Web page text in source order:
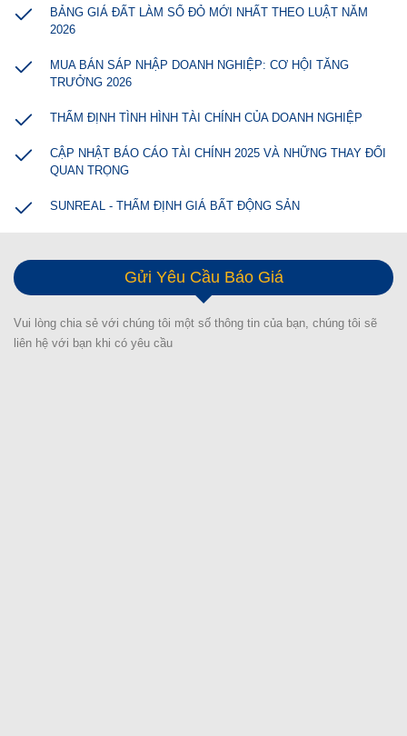
BẢNG GIÁ ĐẤT LÀM SỔ ĐỎ MỚI NHẤT THEO LUẬT NĂM
2026
MUA BÁN SÁP NHẬP DOANH NGHIỆP: CƠ HỘI TĂNG
TRƯỞNG 2026
THẨM ĐỊNH TÌNH HÌNH TÀI CHÍNH CỦA DOANH NGHIỆP
CẬP NHẬT BÁO CÁO TÀI CHÍNH 2025 VÀ NHỮNG THAY ĐỔI
QUAN TRỌNG
SUNREAL - THẨM ĐỊNH GIÁ BẤT ĐỘNG SẢN
Gửi Yêu Cầu Báo Giá
Vui lòng chia sẻ với chúng tôi một số thông tin của bạn, chúng tôi sẽ
liên hệ với bạn khi có yêu cầu